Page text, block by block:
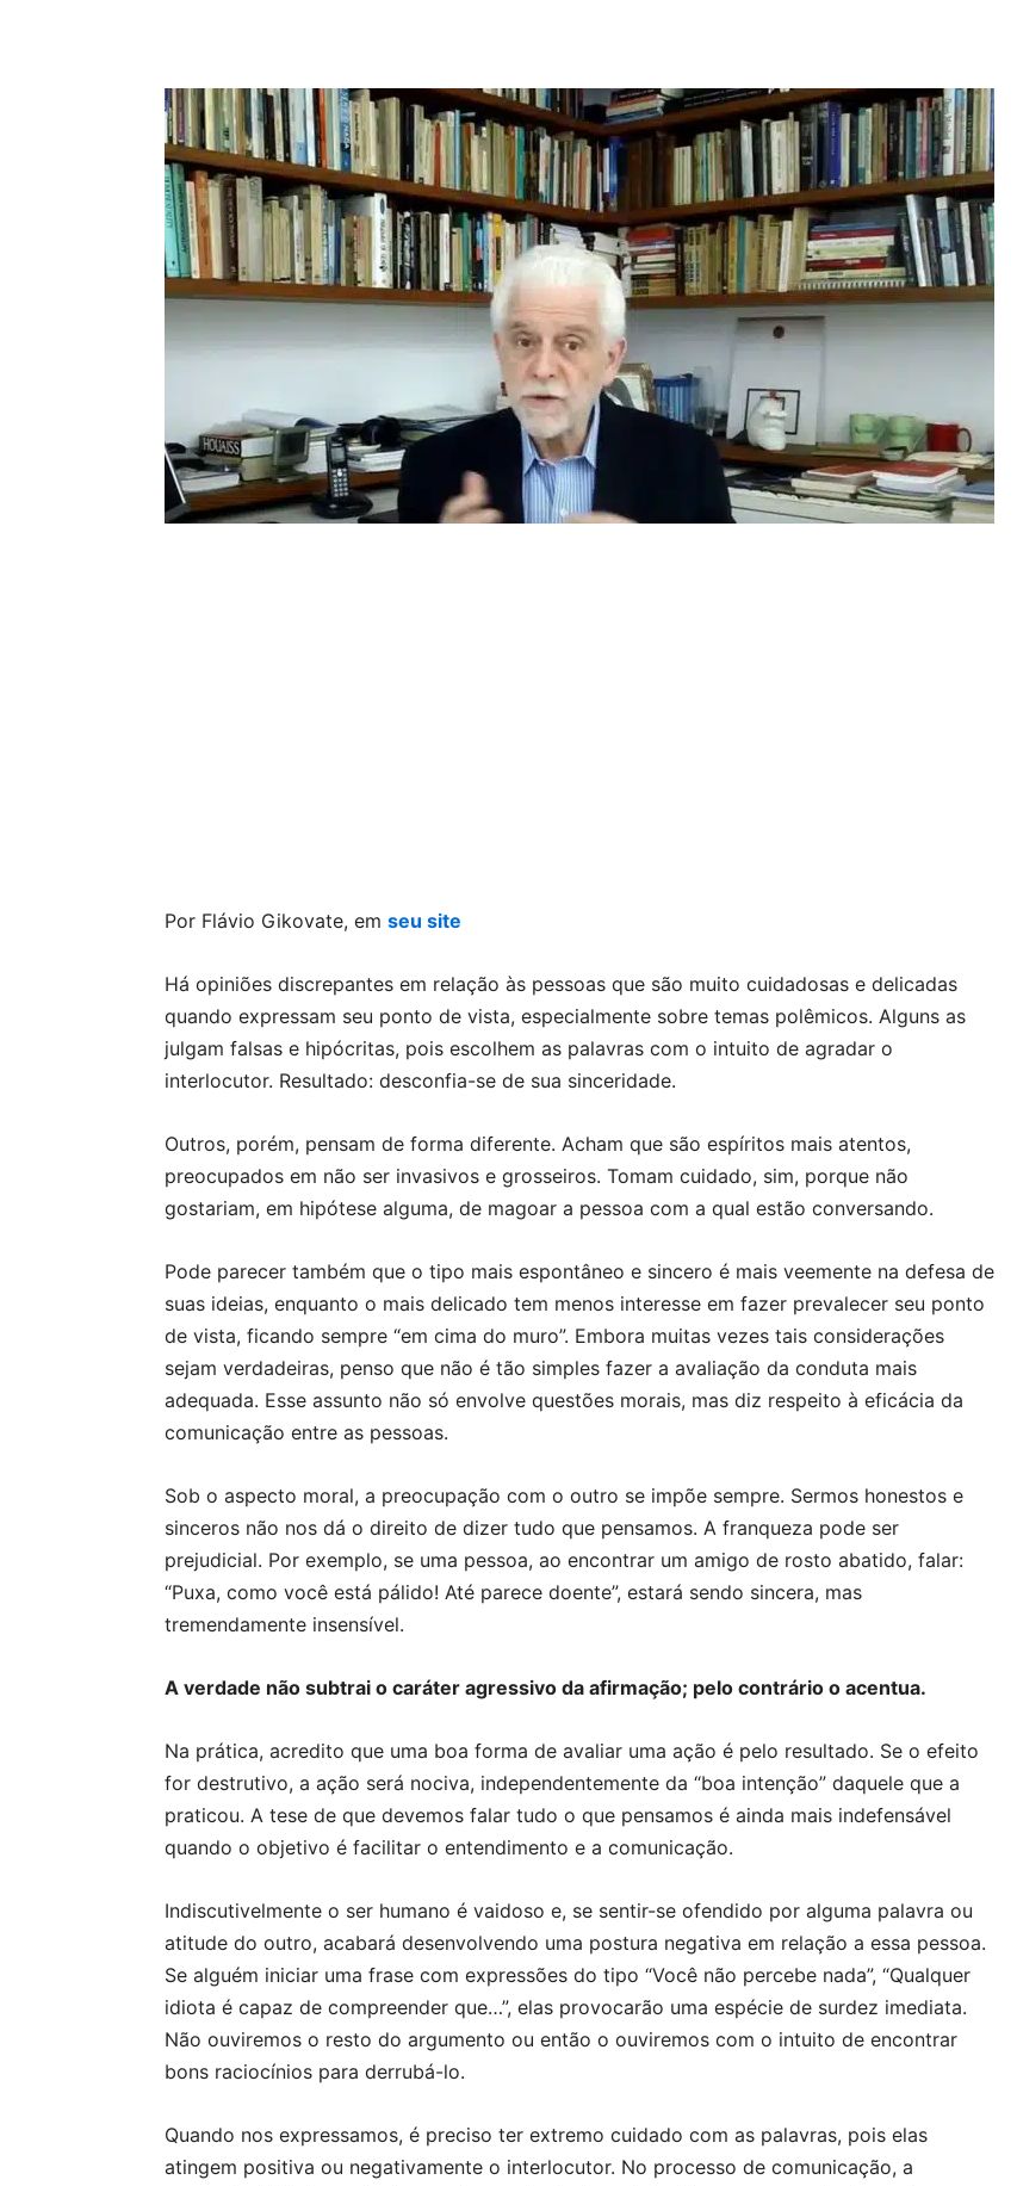
Por Flávio Gikovate, em seu site
Há opiniões discrepantes em relação às pessoas que são muito cuidadosas e delicadas
quando expressam seu ponto de vista, especialmente sobre temas polêmicos. Alguns as
julgam falsas e hipócritas, pois escolhem as palavras com o intuito de agradar o
interlocutor. Resultado: desconfia-se de sua sinceridade.
Outros, porém, pensam de forma diferente. Acham que são espíritos mais atentos,
preocupados em não ser invasivos e grosseiros. Tomam cuidado, sim, porque não
gostariam, em hipótese alguma, de magoar a pessoa com a qual estão conversando.
Pode parecer também que o tipo mais espontâneo e sincero é mais veemente na defesa de
suas ideias, enquanto o mais delicado tem menos interesse em fazer prevalecer seu ponto
de vista, ficando sempre “em cima do muro”. Embora muitas vezes tais considerações
sejam verdadeiras, penso que não é tão simples fazer a avaliação da conduta mais
adequada. Esse assunto não só envolve questões morais, mas diz respeito à eficácia da
comunicação entre as pessoas.
Sob o aspecto moral, a preocupação com o outro se impõe sempre. Sermos honestos e
sinceros não nos dá o direito de dizer tudo que pensamos. A franqueza pode ser
prejudicial. Por exemplo, se uma pessoa, ao encontrar um amigo de rosto abatido, falar:
“Puxa, como você está pálido! Até parece doente”, estará sendo sincera, mas
tremendamente insensível.
A verdade não subtrai o caráter agressivo da afirmação; pelo contrário o acentua.
Na prática, acredito que uma boa forma de avaliar uma ação é pelo resultado. Se o efeito
for destrutivo, a ação será nociva, independentemente da “boa intenção” daquele que a
praticou. A tese de que devemos falar tudo o que pensamos é ainda mais indefensável
quando o objetivo é facilitar o entendimento e a comunicação.
Indiscutivelmente o ser humano é vaidoso e, se sentir-se ofendido por alguma palavra ou
atitude do outro, acabará desenvolvendo uma postura negativa em relação a essa pessoa.
Se alguém iniciar uma frase com expressões do tipo “Você não percebe nada”, “Qualquer
idiota é capaz de compreender que…”, elas provocarão uma espécie de surdez imediata.
Não ouviremos o resto do argumento ou então o ouviremos com o intuito de encontrar
bons raciocínios para derrubá-lo.
Quando nos expressamos, é preciso ter extremo cuidado com as palavras, pois elas
atingem positiva ou negativamente o interlocutor. No processo de comunicação, a